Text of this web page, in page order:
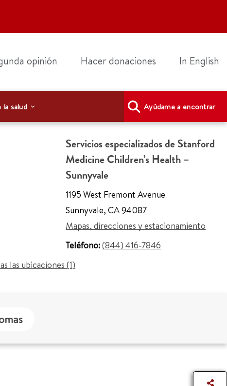
opinión Hacer donaciones In English
la salud Ayúdame a encontrar
Servicios especializados de Stanford
Medicine Children’s Health –
Sunnyvale
1195 West Fremont Avenue
Sunnyvale, CA 94087
Mapas, direcciones y estacionamiento
Teléfono:(844) 416-7846
las ubicaciones (1)